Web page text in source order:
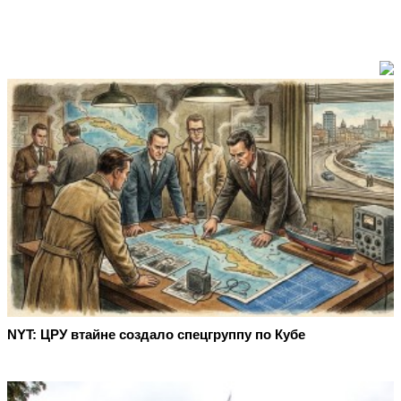
NYT: ЦРУ втайне создало спецгруппу по Кубе